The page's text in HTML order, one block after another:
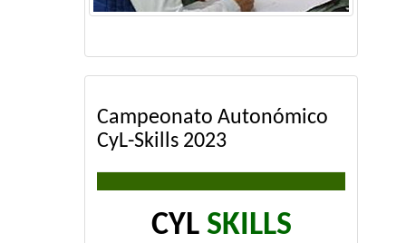
Campeonato Autonómico
CyL-Skills 2023
CYL SKILLS